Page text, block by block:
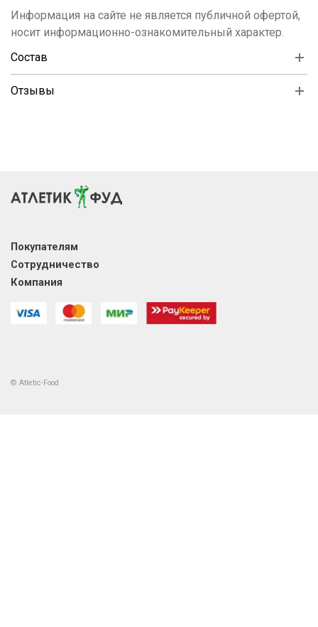
Информация на сайте не является публичной офертой,
носит информационно-ознакомительный характер.
Состав
Отзывы
Покупателям
Сотрудничество
Компания
© Atletic-Food